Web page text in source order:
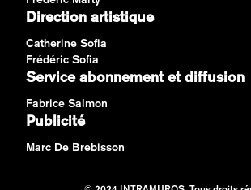
Direction artistique
Catherine Sofia
Frédéric Sofia
Service abonnement et diffusion
Fabrice Salmon
Publicité
Marc De Brebisson